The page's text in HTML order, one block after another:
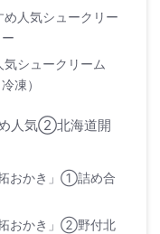
人気シュークリー
シュークリーム
凍）
人気②北海道開
おかき」①詰め合
おかき」②野付北